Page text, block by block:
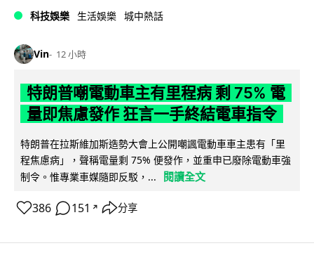
科技娛樂 生活娛樂 城中熱話
Vin 12 小時
特朗普嘲電動車主有里程病 剩 75% 電
量即焦慮發作 狂言一手終結電車指令
特朗普在拉斯維加斯造勢大會上公開嘲諷電動車車主患有「里
程焦慮病」，聲稱電量剩 75% 便發作，並重申已廢除電動車強
制令。惟專業車媒隨即反駁，...
閱讀全文
386 151 ↗ 分享